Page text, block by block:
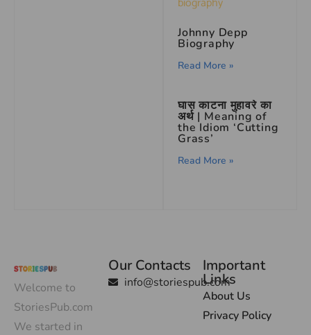
Johnny Depp
Biography
Read More »
घास काटना मुहावरे का
अर्थ | Meaning of
the Idiom ‘Cutting
Grass’
Read More »
Welcome to
StoriesPub.com
We started in
Our Contacts
info@storiespub.com
Important
Links
About Us
Privacy Policy